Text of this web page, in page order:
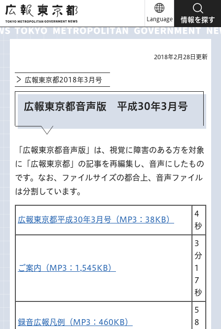
広報東京都
Language 情報を探す
2018年2月28日更新
広報東京都2018年3月号
広報東京都音声版 平成30年3月号
「広報東京都音声版」は、視覚に障害のある方を対象
に「広報東京都」の記事を再編集し、音声にしたもの
です。なお、ファイルサイズの都合上、音声ファイル
は分割しています。
広報東京都平成30年3月号（MP3：38KB）
4
秒
ご案内（MP3：1,545KB）
3
分
1
7
秒
録音広報凡例（MP3：460KB）
5
8